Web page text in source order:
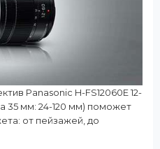
Panasonic H-FS12060E 12-
35 мм: 24-120 мм) поможет
от пейзажей, до